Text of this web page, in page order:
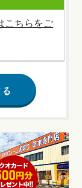
こちらをご